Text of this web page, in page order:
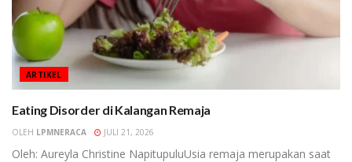
ARTIKEL
Eating Disorder di Kalangan Remaja
OLEH LPMNERACA JULI 21, 2026
Oleh: Aureyla Christine NapitupuluUsia remaja merupakan saat